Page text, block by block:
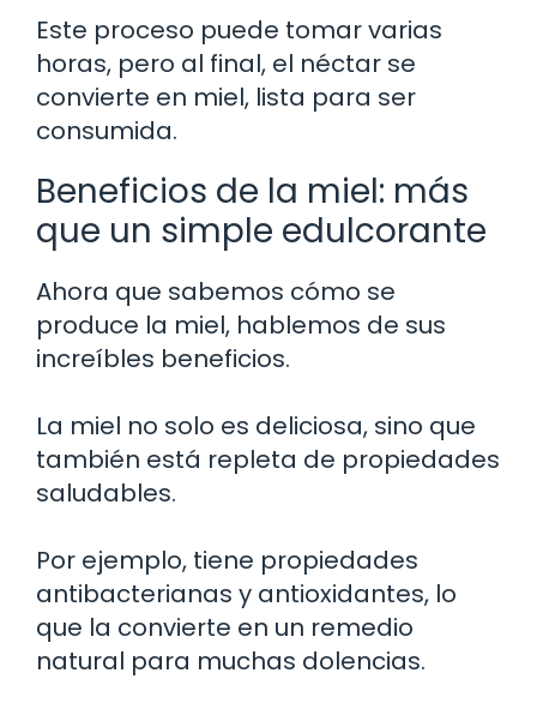
Este proceso puede tomar varias
horas, pero al final, el néctar se
convierte en miel, lista para ser
consumida.
Beneficios de la miel: más
que un simple edulcorante
Ahora que sabemos cómo se
produce la miel, hablemos de sus
increíbles beneficios.
La miel no solo es deliciosa, sino que
también está repleta de propiedades
saludables.
Por ejemplo, tiene propiedades
antibacterianas y antioxidantes, lo
que la convierte en un remedio
natural para muchas dolencias.